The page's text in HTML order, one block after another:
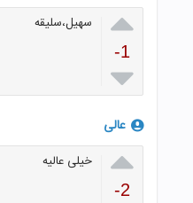

-1

سهیل،سلیقه
عالی

-2
خیلی عالیه